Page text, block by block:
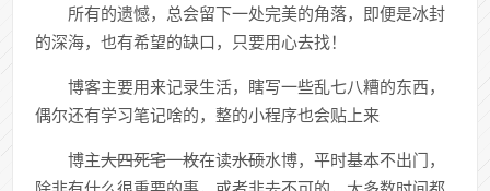
所有的遗憾，总会留下一处完美的角落，即便是冰封
的深海，也有希望的缺口，只要用心去找！
博客主要用来记录生活，瞎写一些乱七八糟的东西，
偶尔还有学习笔记啥的，整的小程序也会贴上来
博主大四死宅一枚在读水硕水博，平时基本不出门，